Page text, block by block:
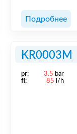
Подробнее
KR0003M
pr: 3.5 bar
fl:
85 l/h